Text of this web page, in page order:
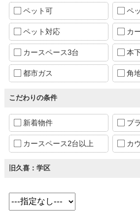
ペット可 ペ
ペット対応 カ
カースペース3台 本
都市ガス 角
こだわりの条件
新着物件 プ
カースペース2台以上 カ
旧久喜：学区